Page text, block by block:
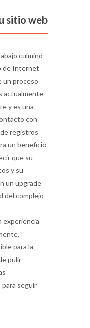
sitio web
culminó
de Internet
un proceso
actualmente
y es una
con
registros
un beneficio
que su
y su
un upgrade
del complejo
experiencia
para la
pulir
seguir